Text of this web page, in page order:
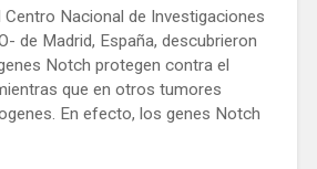
Centro Nacional de Investigaciones
de Madrid, España, descubrieron
Notch protegen contra el
que en otros tumores
En efecto, los genes Notch